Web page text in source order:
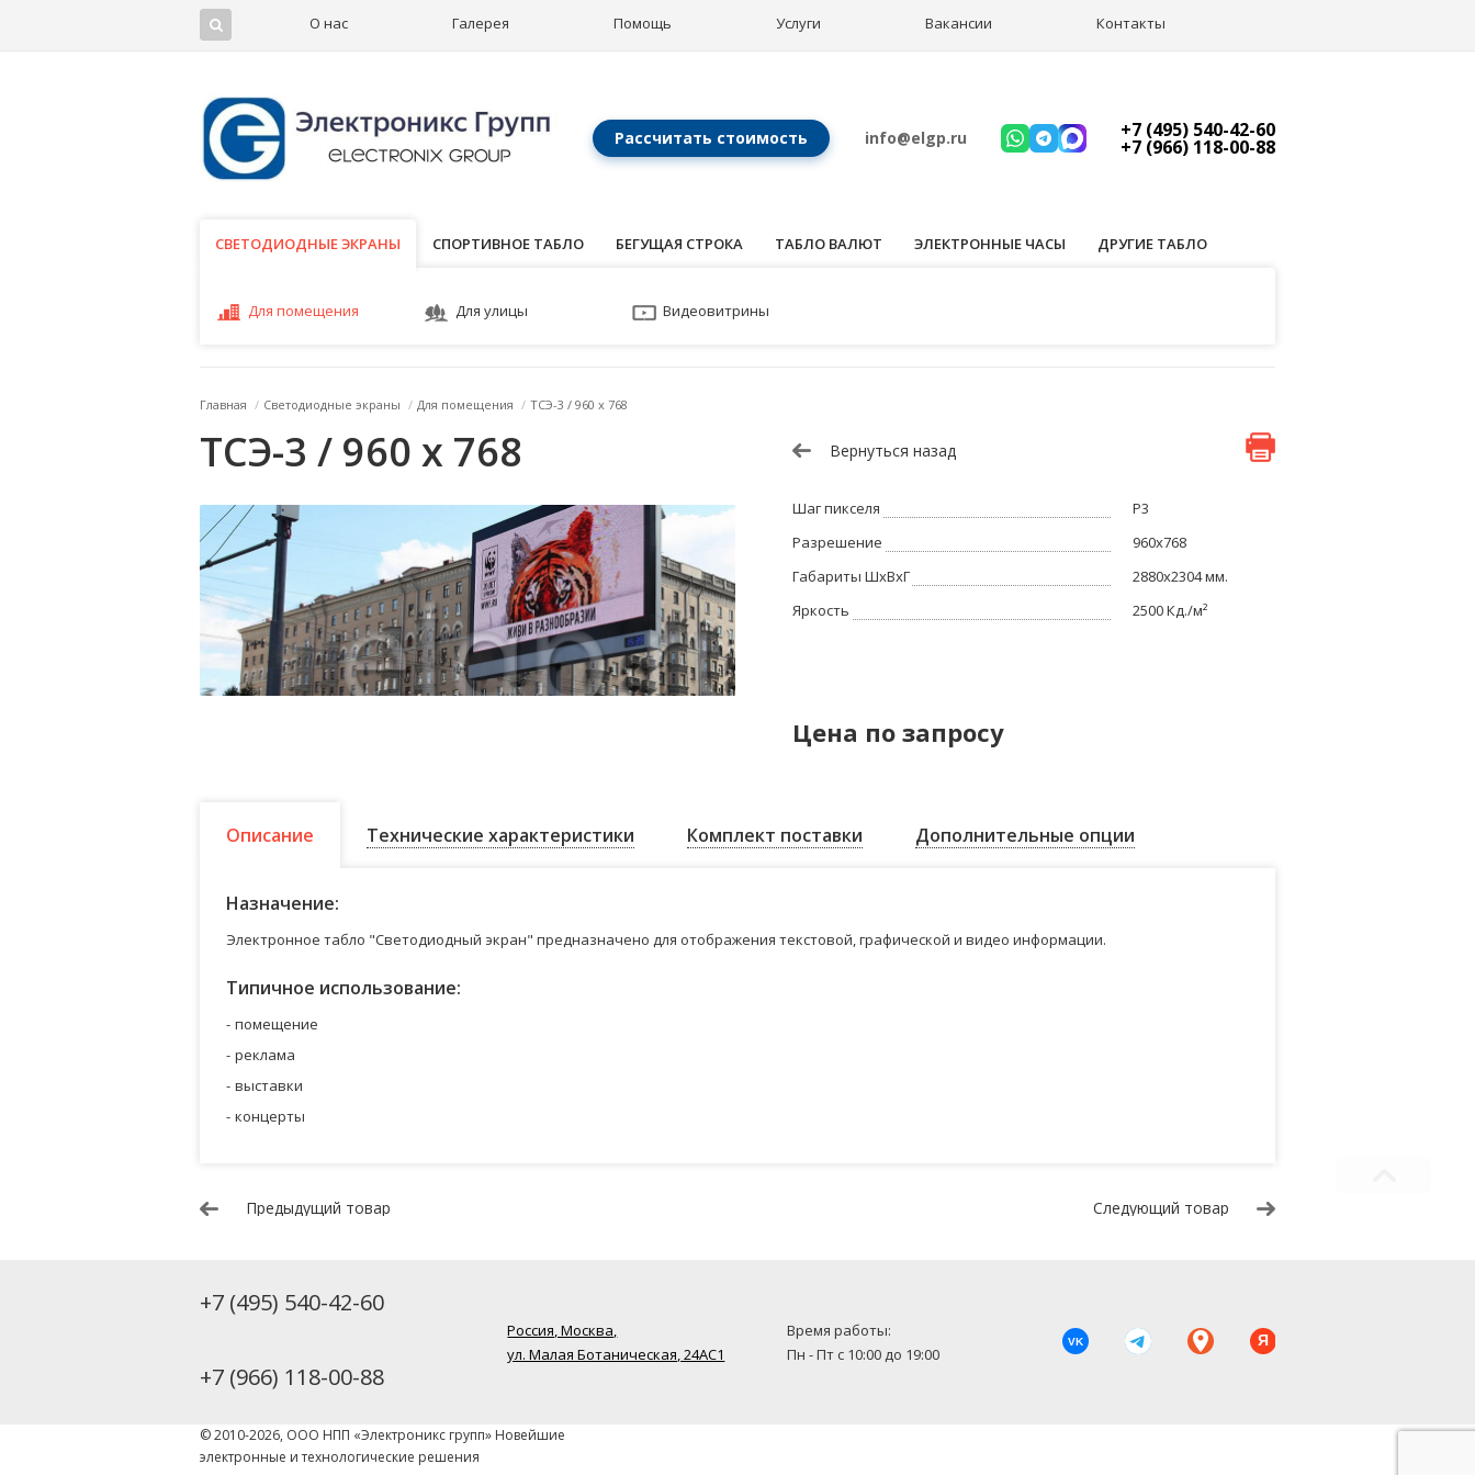
О нас Галерея Помощь Услуги Вакансии Контакты
Рассчитать стоимость info@elgp.ru +7 (495) 540-42-60
+7 (966) 118-00-88
СВЕТОДИОДНЫЕ ЭКРАНЫ
СВЕТОДИОДНЫЕ ЭКРАНЫ СПОРТИВНОЕ ТАБЛО БЕГУЩАЯ СТРОКА ТАБЛО ВАЛЮТ ЭЛЕКТРОННЫЕ ЧАСЫ ДРУГИЕ ТАБЛО
Для помещения Для улицы Видеовитрины
Главная / Светодиодные экраны / Для помещения / ТСЭ-3 / 960 x 768
ТСЭ-3 / 960 x 768 Вернуться назад
Шаг пикселя
P3
Разрешение
960x768
Габариты ШхВхГ
2880x2304 мм.
Яркость
2500 Кд./м²
Цена по запросу
Описание Технические характеристики Комплект поставки Дополнительные опции
Назначение:
Электронное табло "Светодиодный экран" предназначено для отображения текстовой, графической и видео информации.
Типичное использование:
помещение
реклама
выставки
концерты
Предыдущий товар Следующий товар
+7 (495) 540-42-60
+7 (966) 118-00-88
Россия, Москва,
ул. Малая Ботаническая, 24AC1
Время работы:
Пн - Пт с 10:00 до 19:00
VK Я
© 2010-2026, ООО НПП «Электроникс групп» Новейшие
электронные и технологические решения